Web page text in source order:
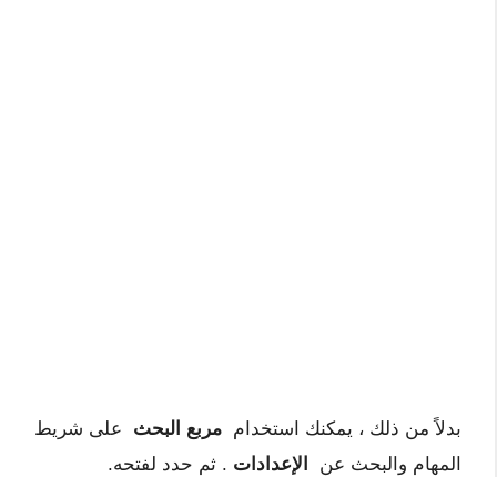
بدلاً من ذلك ، يمكنك استخدام مربع البحث على شريط
المهام والبحث عن
الإعدادات . ثم حدد لفتحه.